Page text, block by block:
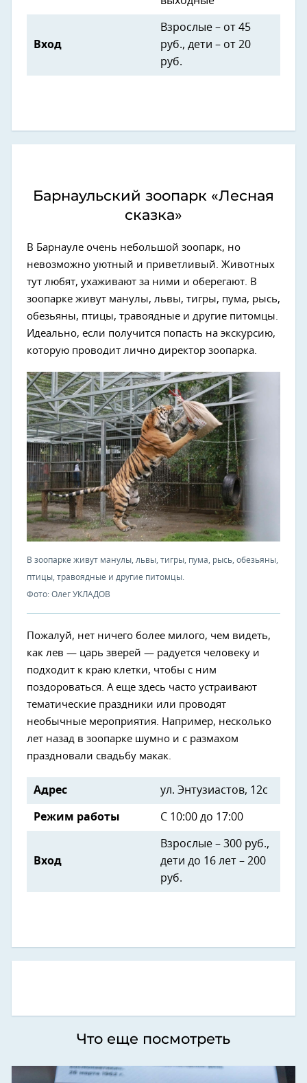
Вход
Взрослые – от 45
руб., дети – от 20
руб.
Барнаульский зоопарк «Лесная
сказка»
В Барнауле очень небольшой зоопарк, но
невозможно уютный и приветливый. Животных
тут любят, ухаживают за ними и оберегают. В
зоопарке живут манулы, львы, тигры, пума, рысь,
обезьяны, птицы, травоядные и другие питомцы.
Идеально, если получится попасть на экскурсию,
которую проводит лично директор зоопарка.
В зоопарке живут манулы, львы, тигры, пума, рысь, обезьяны,
птицы, травоядные и другие питомцы.
Фото: Олег УКЛАДОВ
Пожалуй, нет ничего более милого, чем видеть,
как лев — царь зверей — радуется человеку и
подходит к краю клетки, чтобы с ним
поздороваться. А еще здесь часто устраивают
тематические праздники или проводят
необычные мероприятия. Например, несколько
лет назад в зоопарке шумно и с размахом
праздновали свадьбу макак.
Адрес ул. Энтузиастов, 12с
Режим работы С 10:00 до 17:00
Вход
Взрослые – 300 руб.,
дети до 16 лет – 200
руб.
Что еще посмотреть